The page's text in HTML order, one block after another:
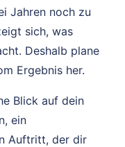
Jahren noch zu
sich, was
Deshalb plane
Ergebnis her.
Blick auf dein
ein
Auftritt, der dir